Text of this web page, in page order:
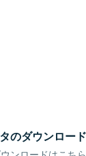
のダウンロード